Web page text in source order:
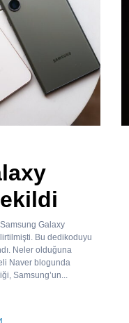
Galaxy
Bu dedikoduyu
Neler olduğuna
Naver blogunda
Samsung’un...